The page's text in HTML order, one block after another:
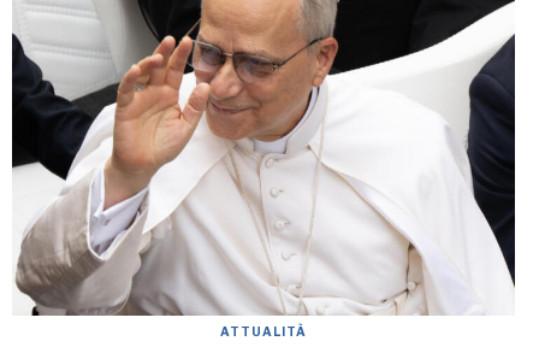
ATTUALITÀ